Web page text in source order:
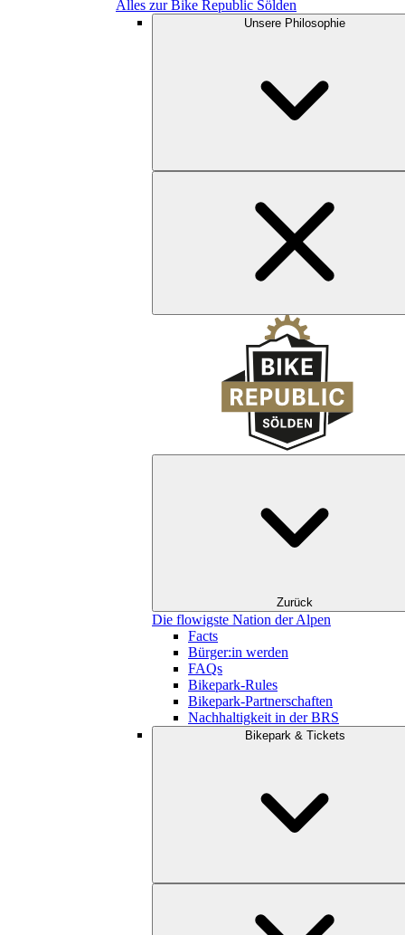
Alles zur Bike Republic Sölden
Unsere Philosophie
Zurück
Die flowigste Nation der Alpen
Facts
Bürger:in werden
FAQs
Bikepark-Rules
Bikepark-Partnerschaften
Nachhaltigkeit in der BRS
Bikepark & Tickets